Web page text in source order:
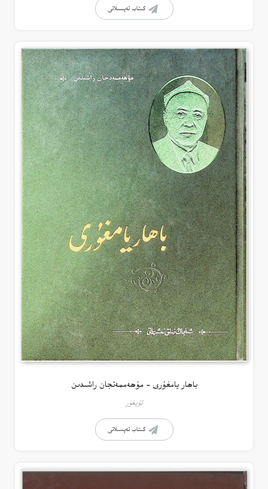
كىتاب تەپسىلاتى
باھار يامغۇرى – مۇھەممەتجان راشىدىن
ئۇيغۇر
كىتاب تەپسىلاتى